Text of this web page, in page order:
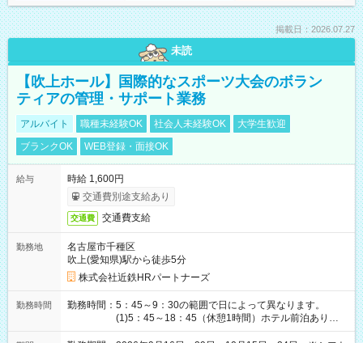
掲載日：2026.07.27
未読
【吹上ホール】国際的なスポーツ大会のボラン
ティアの管理・サポート業務
アルバイト 職種未経験OK 社会人未経験OK
大学生歓迎
ブランクOK
WEB登録・面接OK
給与
時給 1,600円
交通費別途支給あり
交通費 交通費支給
勤務地
名古屋市千種区
吹上(愛知県)駅から徒歩5分
株式会社近鉄HRパートナーズ
勤務時間
勤務時間：5：45～9：30の範囲で日によって異なります。
(1)5：45～18：45（休憩1時間）ホテル前泊あり！
(2)6：00～19：00（休憩1時間）ホテル前泊あり！